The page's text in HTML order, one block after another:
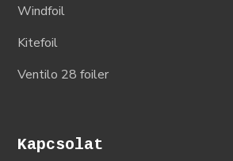
Windfoil
Kitefoil
Ventilo 28 foiler
Kapcsolat